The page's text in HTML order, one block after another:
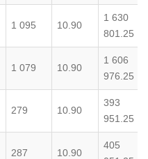
1 095 10.90
1 630
801.25
1 079 10.90
1 606
976.25
279 10.90
393
951.25
287 10.90
405